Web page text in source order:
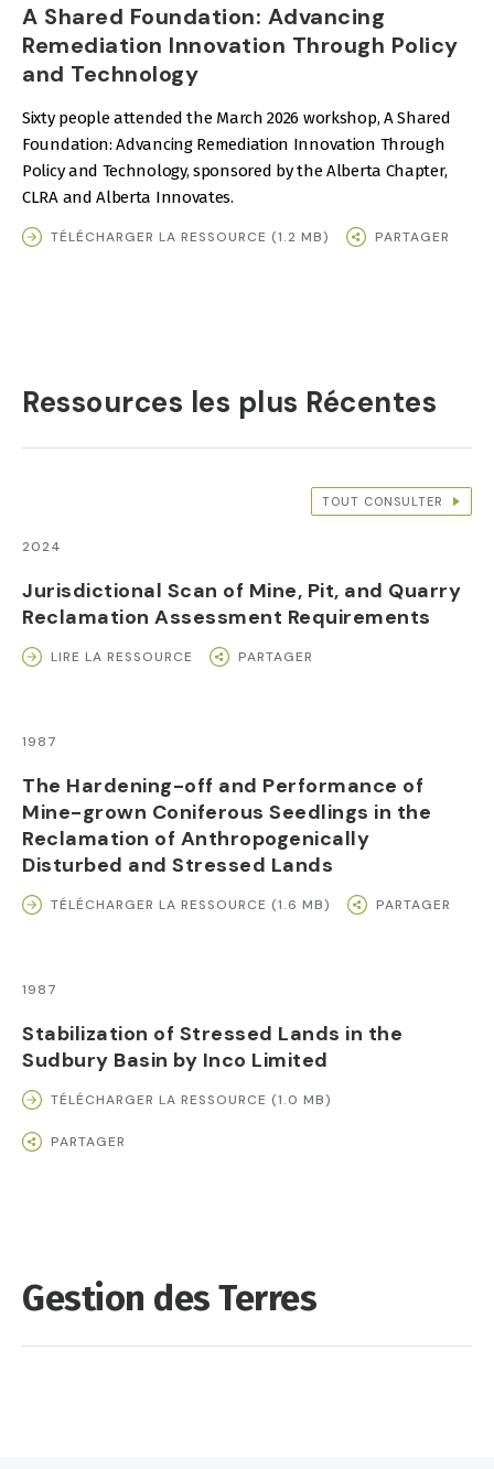
A Shared Foundation: Advancing
Remediation Innovation Through Policy
and Technology
Sixty people attended the March 2026 workshop, A Shared
Foundation: Advancing Remediation Innovation Through
Policy and Technology, sponsored by the Alberta Chapter,
CLRA and Alberta Innovates.
TÉLÉCHARGER LA RESSOURCE (1.2 MB) PARTAGER
Ressources les plus Récentes
TOUT CONSULTER
2024
Jurisdictional Scan of Mine, Pit, and Quarry
Reclamation Assessment Requirements
LIRE LA RESSOURCE PARTAGER
1987
The Hardening-off and Performance of
Mine-grown Coniferous Seedlings in the
Reclamation of Anthropogenically
Disturbed and Stressed Lands
TÉLÉCHARGER LA RESSOURCE (1.6 MB) PARTAGER
1987
Stabilization of Stressed Lands in the
Sudbury Basin by Inco Limited
TÉLÉCHARGER LA RESSOURCE (1.0 MB)
PARTAGER
Gestion des Terres